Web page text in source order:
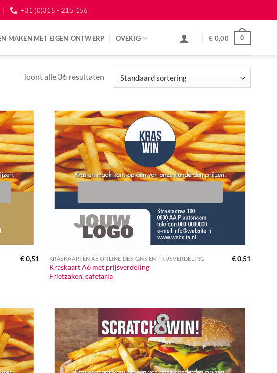
+31 (0)315 - 215 156
MAKEN MET EIGEN ONTWERP OVERIG € 0,00 0
Toont alle 36 resultaten
€0,51 KRASKAARTEN A6 ONLINE DESIGNS EN PRIJSVERDELING
Kraskaart A6 met prijsverdeling
Frietzaken, cafetaria
€0,51